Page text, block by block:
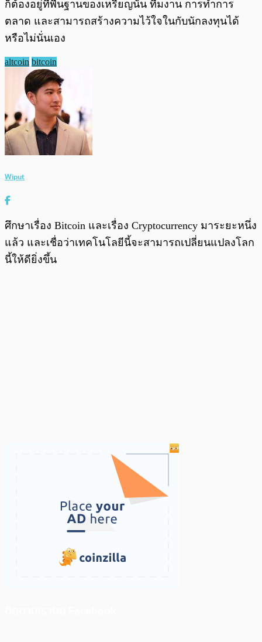
ก็ต้องอยู่ที่พื้นฐานของเหรียญนั้น ทีมงาน การทำการ
ตลาด และสามารถสร้างความไว้ใจในกับนักลงทุนได้
หรือไม่นั่นเอง
altcoin bitcoin
Wiput
ศึกษาเรื่อง Bitcoin และเรื่อง Cryptocurrency มาระยะหนึ่ง
แล้ว และเชื่อว่าเทคโนโลยีนี้จะสามารถเปลี่ยนแปลงโลก
นี้ให้ดียิ่งขึ้น